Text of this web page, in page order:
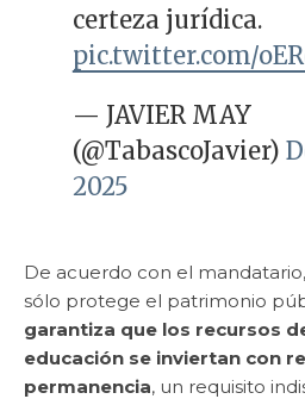
certeza jurídica.
pic.twitter.com/
— JAVIER MAY
(@TabascoJavier)
2025
De acuerdo con el
sólo protege el patrimonio
garantiza que los recursos
educación se inviertan con
permanencia, un requisito